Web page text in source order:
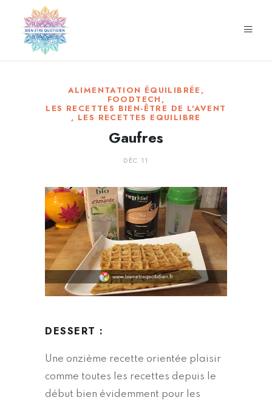
ALIMENTATION ÉQUILIBRÉE ,
FOODTECH ,
LES RECETTES BIEN-ÊTRE DE L'AVENT
, LES RECETTES EQUILIBRE
Gaufres
DÉC 11
DESSERT :
Une onzième recette orientée plaisir
comme toutes les recettes depuis le
début bien évidemment pour les